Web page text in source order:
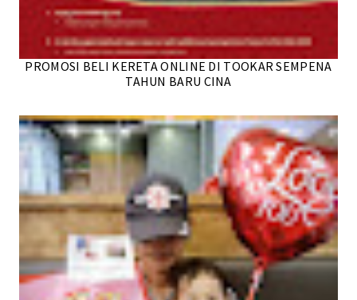
PROMOSI BELI KERETA ONLINE DI TOOKAR SEMPENA
TAHUN BARU CINA